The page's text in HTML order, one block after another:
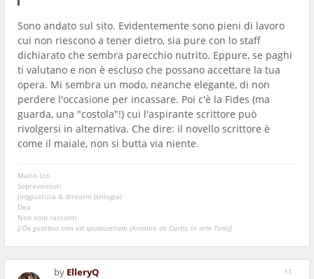
Sono andato sul sito. Evidentemente sono pieni di lavoro
cui non riescono a tener dietro, sia pure con lo staff
dichiarato che sembra parecchio nutrito. Eppure, se paghi
ti valutano e non è escluso che possano accettare la tua
opera. Mi sembra un modo, neanche elegante, di non
perdere l'occasione per incassare. Poi c'è la Fides (ma
guarda, una "costola"!) cui l'aspirante scrittore può
rivolgersi in alternativa. Che dire: il novello scrittore è
come il maiale, non si butta via niente.
Mario Izzi
Sopravvissuti
(in)giustizia & dintorni (trilogia)
Dea
Non solo racconti
[/De gustibus non est sputazzellam (Antonio de Curtis, in arte Totò)]
11
by ElleryQ